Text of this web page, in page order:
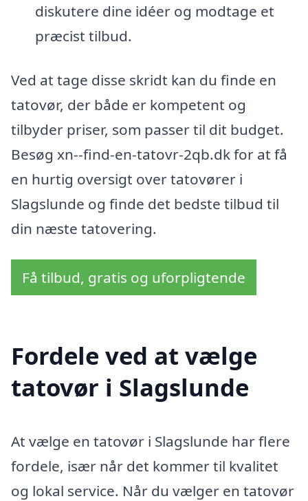
diskutere dine idéer og modtage et
præcist tilbud.
Ved at tage disse skridt kan du finde en
tatovør, der både er kompetent og
tilbyder priser, som passer til dit budget.
Besøg xn--find-en-tatovr-2qb.dk for at få
en hurtig oversigt over tatovører i
Slagslunde og finde det bedste tilbud til
din næste tatovering.
Få tilbud, gratis og uforpligtende
Fordele ved at vælge
tatovør i Slagslunde
At vælge en tatovør i Slagslunde har flere
fordele, især når det kommer til kvalitet
og lokal service. Når du vælger en tatovør